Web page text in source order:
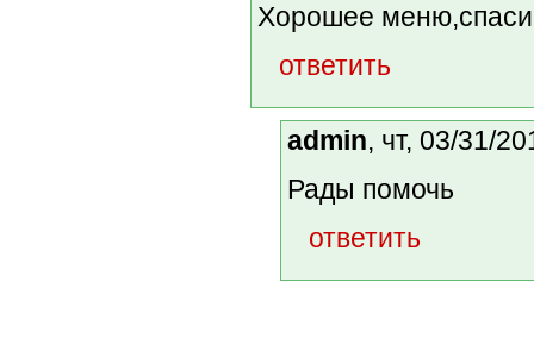
Хорошее
ответить
admin, чт, 03/31/
Рады помочь
ответить